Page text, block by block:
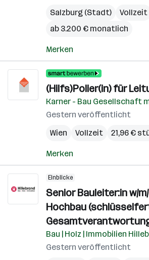
Salzburg (Stadt)
Vollzeit
ab 3.200 € monatlich
Merken
(Hilfs)Polier(in) für
Karner - Bau Gesellschaft
Gestern veröffentlicht
Wien
Vollzeit 21,96 €
Merken
Einblicke
Senior Bauleiter:in w/
Hochbau
Bau | Holz | Immobilien
Gestern veröffentlicht